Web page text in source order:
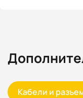
Кабели и